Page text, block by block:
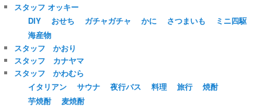
スタッフ オッキー
DIY
おせち ガチャガチャ かに さつまいも
ミニ四駆
海産物
スタッフ かおり
スタッフ カナヤマ
スタッフ かわむら
イタリアン
サウナ 夜行バス 料理 旅行
焼酎
芋焼酎
麦焼酎